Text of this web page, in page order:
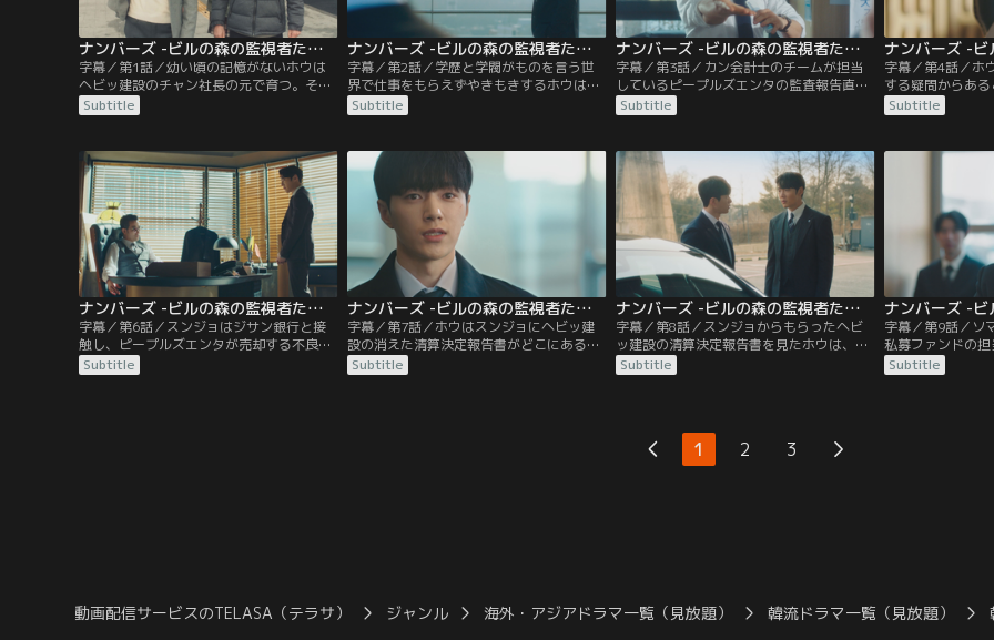
ナンバーズ -ビルの森の監視者たち- 第01話／字幕
字幕／第1話／幼い頃の記憶がないホウは
ヘビッ建設のチャン社長の元で育つ。そん
なある日、チャン社長は会社の倒産を言い
渡され自殺してしまう。ホウは死の原因を
し、必死に勉強をする。そして、チャン社
長に倒産を言い渡したテイル会計法人に入
社するが…。
Subtitle
ナンバーズ -ビルの森の監視者たち- 第02話／字幕
字幕／第2話／学歴と学閥がものを言う世
界で仕事をもらえずやきもきするホウは、
もどかしい気持ちで会社の屋上へと向か
う。すると、そこには入社してからホウが
い渡した張本人であるスンジョがいた。そ
こで、ホウはスンジョからあることを言わ
れるが…。
Subtitle
ナンバーズ -ビルの森の監視者たち- 第03話／字幕
字幕／第3話／カン会計士のチームが担当
しているピープルズエンタの監査報告直
前、重要な書類がそろっていないという問
題が発生する。その様子を見ていたホウは
と出向く。そして、ホウが見事に書類を回
収すると、カン会計士のチームに配属され
ることになり…。
Subtitle
字幕／第4話／ホ
する疑問からあ
士は、ピープル
副代表ジェギュ
渡す。それを知
するが…。
Subtitle
ナンバーズ -ビルの森の監視者たち- 第06話／字幕
字幕／第6話／スンジョはジサン銀行と接
触し、ピープルズエンタが売却する不良債
権の内容を変えてしまう。それを知ったジ
ェギュンは憤慨するが、スンジョからサン
Subtitle
ナンバーズ -ビルの森の監視者たち- 第07話／字幕
字幕／第7話／ホウはスンジョにヘビッ建
設の消えた清算決定報告書がどこにあるの
か問い詰める。すると、スンジョはホウに
ヘビッ建設の清算決定報告書を渡す代わり
Subtitle
ナンバーズ -ビルの森の監視者たち- 第08話／字幕
字幕／第8話／スンジョからもらったヘビ
ッ建設の清算決定報告書を見たホウは、報
告書は2つあり、その内容は正反対の結果
であったと気づく。報告書がすり替えられ
くが、たどり着いた先で衝撃の事実を知
り…。
Subtitle
字幕／第9話／ソ
私募ファンドの
なんとチャン社
恋人ジスだった
Subtitle
1 2 3
動画配信サービスのTELASA（テラサ） ジャンル 海外・アジアドラマ一覧（見放題） 韓流ドラマ一覧（見放題）